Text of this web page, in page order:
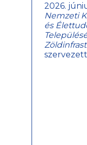
2026.
Nemzeti
és